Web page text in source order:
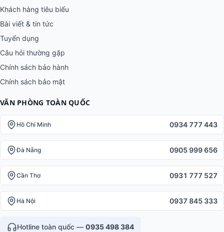
Khách hàng tiêu biểu
Bài viết & tin tức
Tuyển dụng
Câu hỏi thường gặp
Chính sách bảo hành
Chính sách bảo mật
VĂN PHÒNG TOÀN QUỐC
Hồ Chí Minh 0934 777 443
Đà Nẵng 0905 999 656
Cần Thơ 0931 777 527
Hà Nội 0937 845 333
Hotline toàn quốc — 0935 498 384